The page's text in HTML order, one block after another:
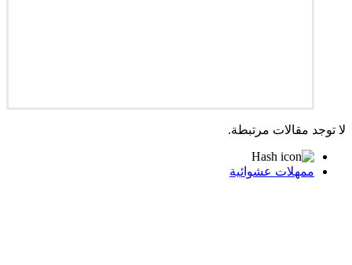
لا توجد مقالات مرتبطة.
ممهلات عشوائية